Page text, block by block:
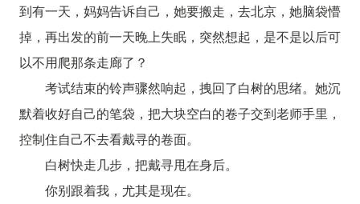
到有一天，妈妈告诉自己，她要搬走，去北京，她脑袋懵
掉，再出发的前一天晚上失眠，突然想起，是不是以后可
以不用爬那条走廊了？
考试结束的铃声骤然响起，拽回了白树的思绪。她沉
默着收好自己的笔袋，把大块空白的卷子交到老师手里，
控制住自己不去看戴寻的卷面。
白树快走几步，把戴寻甩在身后。
你别跟着我，尤其是现在。